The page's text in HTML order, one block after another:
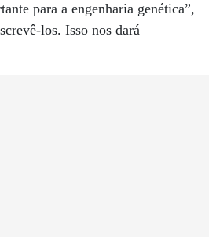
para a engenharia genética”,
los. Isso nos dará